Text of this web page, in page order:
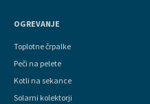
OGREVANJE
Toplotne črpalke
Peči na pelete
Kotli na sekance
Solarni kolektorji